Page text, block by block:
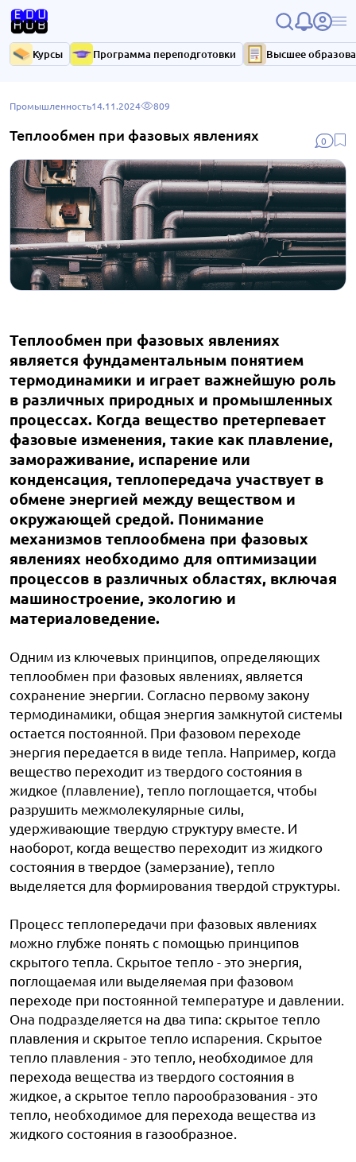
Курсы Программа переподготовки Высшее
0
Промышленность14.11.2024 809
Теплообмен при фазовых явлениях
Теплообмен при фазовых явлениях
является фундаментальным понятием
термодинамики и играет важнейшую роль
в различных природных и промышленных
процессах. Когда вещество претерпевает
фазовые изменения, такие как плавление,
замораживание, испарение или
конденсация, теплопередача участвует в
обмене энергией между веществом и
окружающей средой. Понимание
механизмов теплообмена при фазовых
явлениях необходимо для оптимизации
процессов в различных областях, включая
машиностроение, экологию и
материаловедение.
Одним из ключевых принципов, определяющих
теплообмен при фазовых явлениях, является
сохранение энергии. Согласно первому закону
термодинамики, общая энергия замкнутой системы
остается постоянной. При фазовом переходе
энергия передается в виде тепла. Например, когда
вещество переходит из твердого состояния в
жидкое (плавление), тепло поглощается, чтобы
разрушить межмолекулярные силы,
удерживающие твердую структуру вместе. И
наоборот, когда вещество переходит из жидкого
состояния в твердое (замерзание), тепло
выделяется для формирования твердой структуры.
Процесс теплопередачи при фазовых явлениях
можно глубже понять с помощью принципов
скрытого тепла. Скрытое тепло - это энергия,
поглощаемая или выделяемая при фазовом
переходе при постоянной температуре и давлении.
Она подразделяется на два типа: скрытое тепло
плавления и скрытое тепло испарения. Скрытое
тепло плавления - это тепло, необходимое для
перехода вещества из твердого состояния в
жидкое, а скрытое тепло парообразования - это
тепло, необходимое для перехода вещества из
жидкого состояния в газообразное.